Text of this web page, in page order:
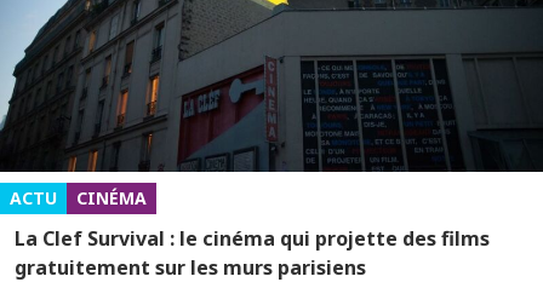
ACTU CINÉMA
La Clef Survival : le cinéma qui projette des films
gratuitement sur les murs parisiens